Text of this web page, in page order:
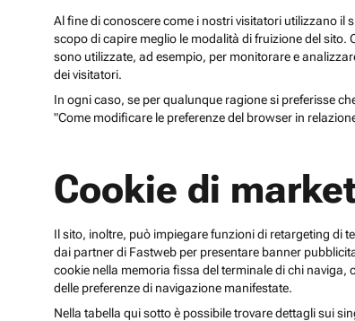
Al fine di conoscere come i nostri visitatori utilizzano il
scopo di capire meglio le modalità di fruizione del
sono utilizzate, ad esempio, per monitorare e
dei visitatori.
In ogni caso, se per qualunque ragione si preferisse
"Come modificare le preferenze del browser in
Cookie di
Il sito, inoltre, può impiegare funzioni di retargeting di
dai partner di Fastweb per presentare banner
cookie nella memoria fissa del terminale di chi
delle preferenze di navigazione manifestate.
Nella tabella qui sotto è possibile trovare dettagli sui